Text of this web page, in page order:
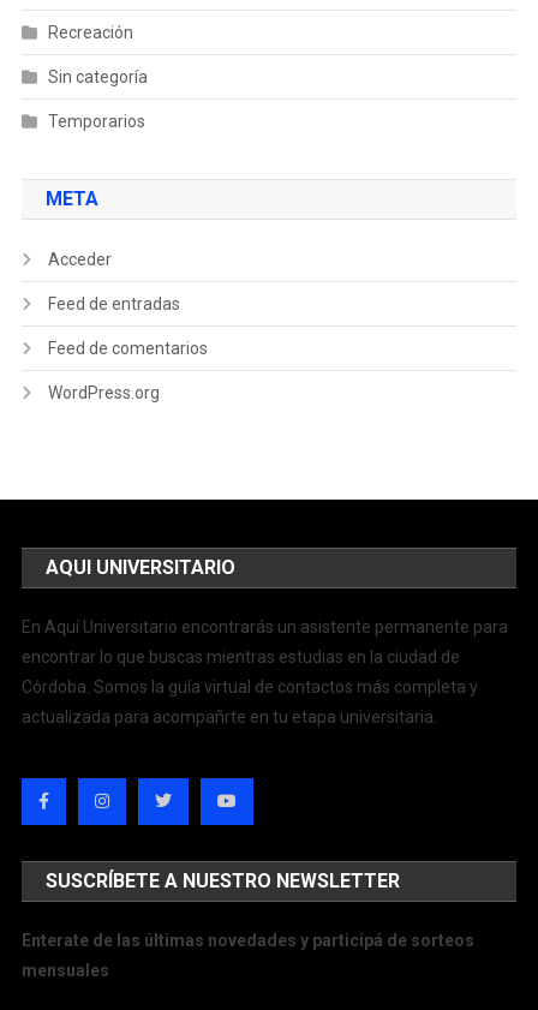
Recreación
Sin categoría
Temporarios
META
Acceder
Feed de entradas
Feed de comentarios
WordPress.org
AQUI UNIVERSITARIO
En Aquí Universitario encontrarás un asistente permanente para
encontrar lo que buscas mientras estudias en la ciudad de
Córdoba. Somos la guía virtual de contactos más completa y
actualizada para acompañrte en tu etapa universitaria.
SUSCRÍBETE A NUESTRO NEWSLETTER
Enterate de las últimas novedades y participá de sorteos
mensuales